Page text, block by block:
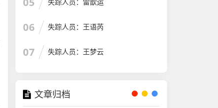
06 失踪人员：王语芮
07 失踪人员：王梦云
文章归档